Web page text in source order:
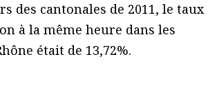
des cantonales de 2011, le taux
à la même heure dans les
était de 13,72%.